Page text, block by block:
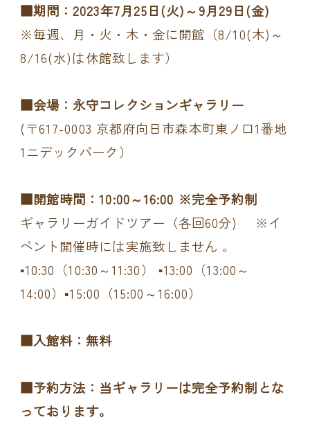
■期間：2023年7月25日(火)～9月29日(金)
※毎週、月・火・木・金に開館（8/10(木)～
8/16(水)は休館致します）
■会場：永守コレクションギャラリー
(〒617-0003 京都府向日市森本町東ノ口1番地
1ニデックパーク）
■開館時間：10:00～16:00 ※完全予約制
ギャラリーガイドツアー（各回60分) ※イ
ベント開催時には実施致しません 。
▪10:30（10:30～11:30） ▪13:00（13:00～
14:00）▪15:00（15:00～16:00）
■入館料：無料
■予約方法：当ギャラリーは完全予約制とな
っております。